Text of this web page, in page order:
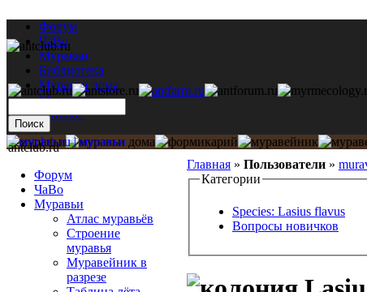
Форум
ЧаВо
Муравьи
Библиотека
Муравьи дома
Мастерская
Каталог
Главная » Пользователи »
Категории
Species: Lasius flavus
Вопросы новичков
antclub.ru
Форум
ЧаВо
Муравьи
Атлас муравьёв
Строение
муравья
Муравейник в
разрезе